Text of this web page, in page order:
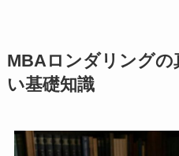
MBAロンダリングの
い基礎知識